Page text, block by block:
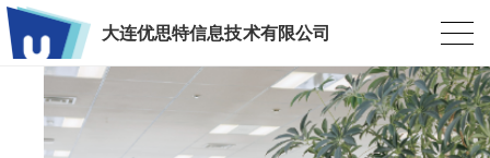
大连优思特信息技术有限公司